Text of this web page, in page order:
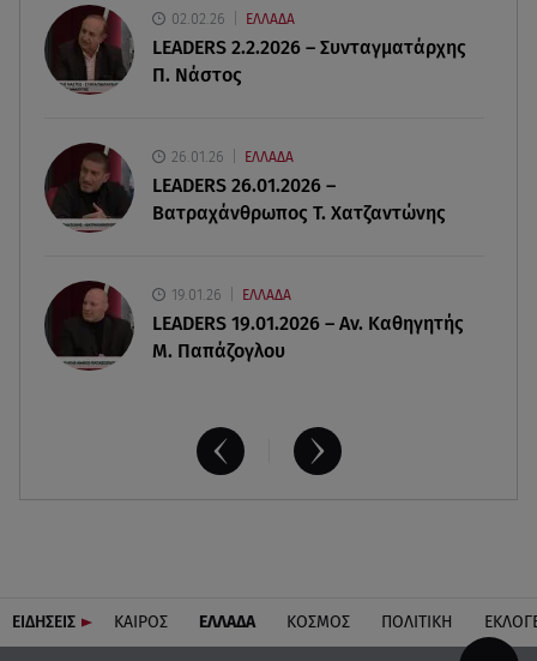
Νέες τουρκικές προκλήσεις στο Αιγαίο -
Αερομαχία με ελληνικά F-16
Τροχαίο για τον Mike - Η ανακοίνωση του ράπερ
στα social media
02.02.26 ΕΛΛΑΔΑ
LEADERS 2.2.2026 – Συνταγματάρχης
Π. Νάστος
26.01.26 ΕΛΛΑΔΑ
LEADERS 26.01.2026 –
Βατραχάνθρωπος Τ. Χατζαντώνης
19.01.26 ΕΛΛΑΔΑ
LEADERS 19.01.2026 – Αν. Καθηγητής
Μ. Παπάζογλου
ΕΙΔΗΣΕΙΣ ΚΑΙΡΟΣ ΕΛΛΑΔΑ ΚΟΣΜΟΣ ΠΟΛΙΤΙΚΗ